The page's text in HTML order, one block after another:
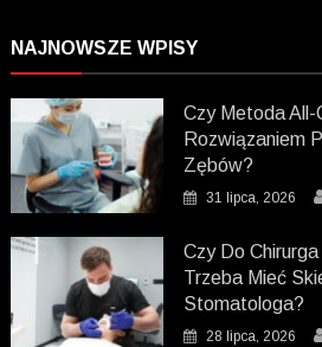
NAJNOWSZE WPISY
Czy Metoda
Rozwiązaniem
Zębów?
31 lipca, 2026
Czy Do
Trzeba Mieć
Stomatologa?
28 lipca, 2026